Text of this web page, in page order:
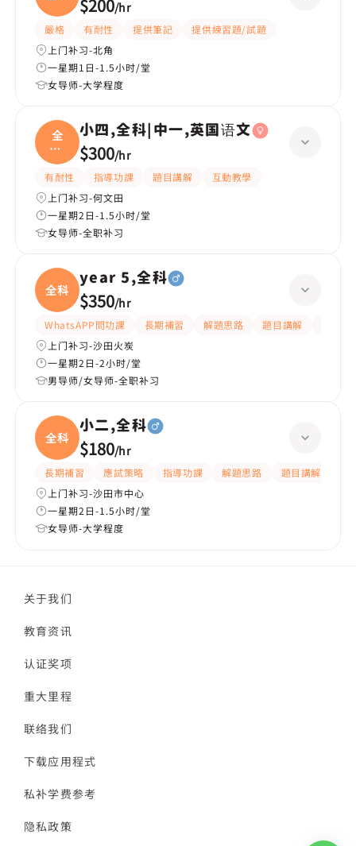
$200/hr
嚴格 有耐性 提供筆記
提供練習題/試題
上门补习-北角
一星期1日-1.5小时/堂
女导师-大学程度
全
科|
中一
小四,全科|中一,英国语文
$300/hr
有耐性 指導功課 題目講解
互動教學
上门补习-何文田
一星期2日-1.5小时/堂
女导师-全职补习
全科
year 5,全科
$350/hr
WhatsAPP問功課 長期補習 解題思路 題目講解
上门补习-沙田火炭
一星期2日-2小时/堂
男导师/女导师-全职补习
全科
小二,全科
$180/hr
長期補習 應試策略 指導功課 解題思路 題目講解
上门补习-沙田市中心
一星期2日-1.5小时/堂
女导师-大学程度
关于我们
教育资讯
认证奖项
重大里程
联络我们
下载应用程式
私补学费参考
隐私政策